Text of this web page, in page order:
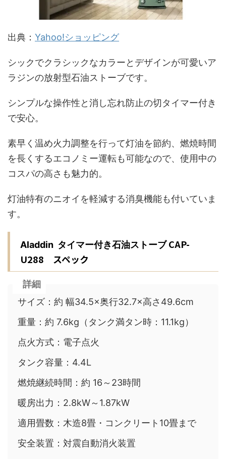
出典： Yahoo!ショッピング
シックでクラシックなカラーとデザインが可愛いア
ラジンの放射型石油ストーブです。
シンプルな操作性と消し忘れ防止の切タイマー付き
で安心。
素早く温め火力調整を行って灯油を節約、燃焼時間
を長くするエコノミー運転も可能なので、使用中の
コスパの高さも魅力的。
灯油特有のニオイを軽減する消臭機能も付いていま
す。
Aladdin タイマー付き石油ストーブCAP-
U288 スペック
詳細
サイズ：約 幅34.5×奥行32.7×高さ49.6cm
重量：約 7.6kg（タンク満タン時：11.1kg）
点火方式：電子点火
タンク容量：4.4L
燃焼継続時間：約 16～23時間
暖房出力：2.8kW～1.87kW
適用畳数：木造8畳・コンクリート10畳まで
安全装置：対震自動消火装置